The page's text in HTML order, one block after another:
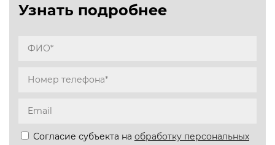
Узнать подробнее
Согласие субъекта на обработку персональных